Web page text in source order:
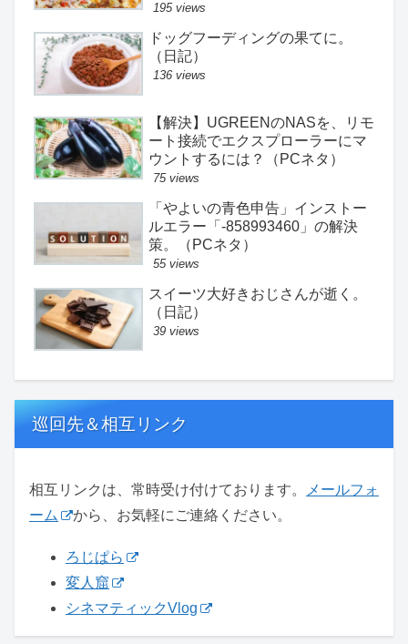
195 views
ドッグフーディングの果てに。
（日記）
136 views
【解決】UGREENのNASを、リモ
ート接続でエクスプローラーにマ
ウントするには？（PCネタ）
75 views
「やよいの青色申告」インストー
ルエラー「-858993460」の解決
策。（PCネタ）
55 views
スイーツ大好きおじさんが逝く。
（日記）
39 views
巡回先＆相互リンク
相互リンクは、常時受け付けております。
メールフォ
ーム
から、お気軽にご連絡ください。
ろじぱら
変人窟
シネマティックVlog